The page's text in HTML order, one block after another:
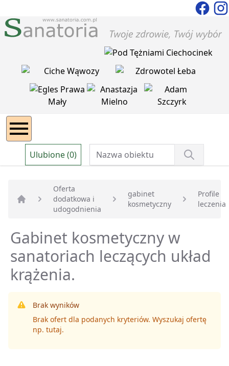
Ulubione (0)
Strona główna
Oferta
dodatkowa i
udogodnienia
gabinet
kosmetyczny
Profile
leczenia
Gabinet kosmetyczny w
sanatoriach leczących układ
krążenia.
Brak wyników
Brak ofert dla podanych kryteriów. Wyszukaj ofertę
np. tutaj.